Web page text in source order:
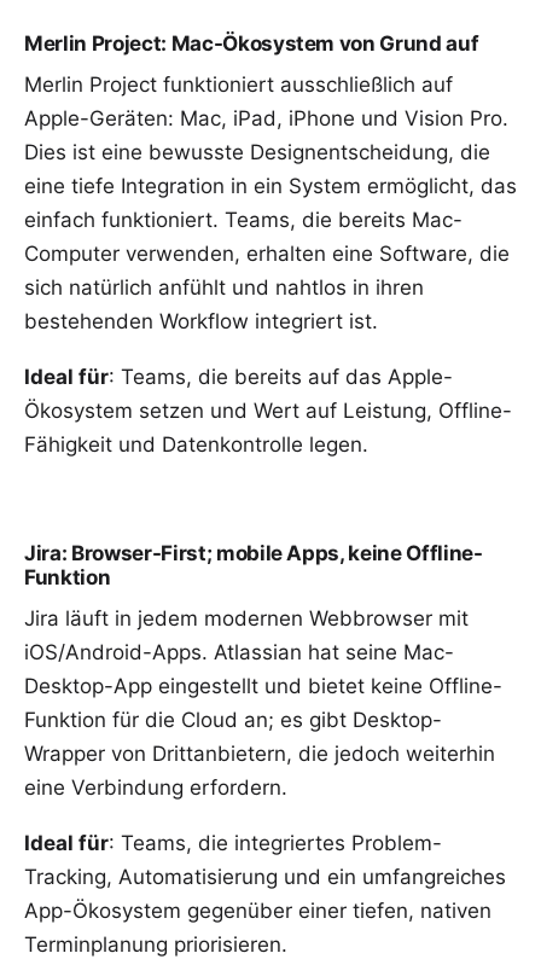
Merlin Project: Mac-Ökosystem von Grund auf
Merlin Project funktioniert ausschließlich auf
Apple-Geräten: Mac, iPad, iPhone und Vision Pro.
Dies ist eine bewusste Designentscheidung, die
eine tiefe Integration in ein System ermöglicht, das
einfach funktioniert. Teams, die bereits Mac-
Computer verwenden, erhalten eine Software, die
sich natürlich anfühlt und nahtlos in ihren
bestehenden Workflow integriert ist.
Ideal für: Teams, die bereits auf das Apple-
Ökosystem setzen und Wert auf Leistung, Offline-
Fähigkeit und Datenkontrolle legen.
Jira: Browser-First; mobile Apps, keine Offline-
Funktion
Jira läuft in jedem modernen Webbrowser mit
iOS/Android-Apps. Atlassian hat seine Mac-
Desktop-App eingestellt und bietet keine Offline-
Funktion für die Cloud an; es gibt Desktop-
Wrapper von Drittanbietern, die jedoch weiterhin
eine Verbindung erfordern.
Ideal für: Teams, die integriertes Problem-
Tracking, Automatisierung und ein umfangreiches
App-Ökosystem gegenüber einer tiefen, nativen
Terminplanung priorisieren.